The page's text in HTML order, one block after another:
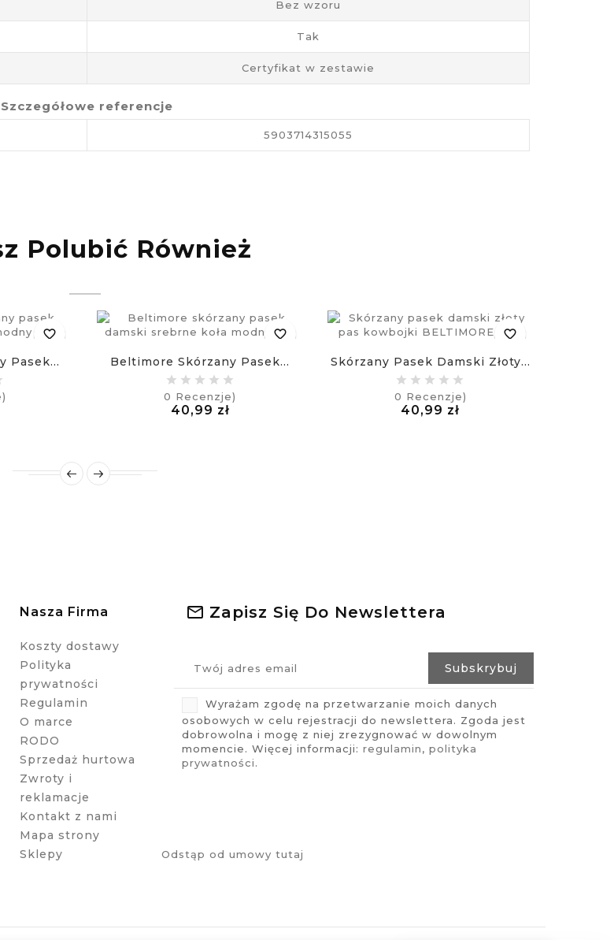
Bez wzoru
Tak
Certyfikat w zestawie
Szczegółowe referencje
5903714315055
Polubić Również
favorite_border
Pasek...
favorite_border
Beltimore Skórzany Pasek...
0 Recenzje)
40,99 złCena
favorite_border
Skórzany Pasek Damski Złoty...
0 Recenzje)
40,99 zł
Zapisz Się Do Newslettera
Wyrażam zgodę na przetwarzanie moich danych
osobowych w celu rejestracji do newslettera. Zgoda jest
dobrowolna i mogę z niej zrezygnować w dowolnym
momencie. Więcej informacji: regulamin, polityka
prywatności.
Nasza Firma
Koszty dostawy
Polityka
prywatności
Regulamin
O marce
RODO
Sprzedaż hurtowa
Zwroty i
reklamacje
Kontakt z nami
Mapa strony
Sklepy
Odstąp od umowy tutaj